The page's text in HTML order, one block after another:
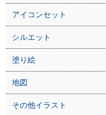
アイコンセット
シルエット
塗り絵
地図
その他イラスト